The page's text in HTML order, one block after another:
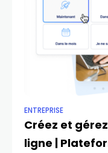
ENTREPRISE
Créez et
ligne |